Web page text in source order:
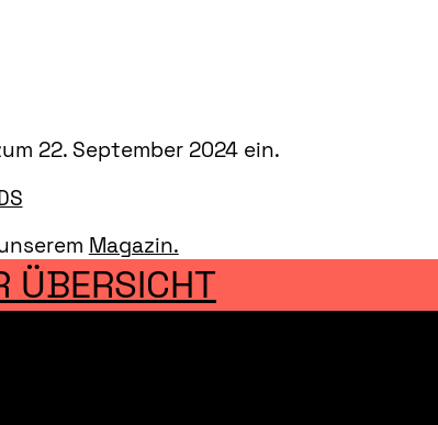
22. September 2024 ein.
Magazin.
ÜBERSICHT